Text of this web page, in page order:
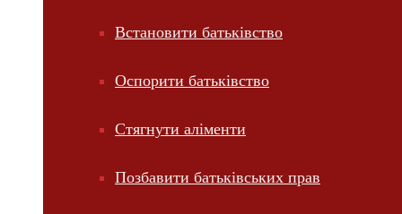
Встановити батьківство
Оспорити батьківство
Стягнути аліменти
Позбавити батьківських прав